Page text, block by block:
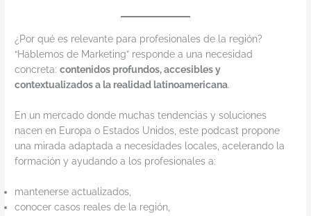
¿Por qué es relevante para profesionales de la región?
“Hablemos de Marketing” responde a una necesidad
concreta:contenidos profundos, accesibles y
contextualizados a la realidad latinoamericana.
En un mercado donde muchas tendencias y soluciones
nacen en Europa o Estados Unidos, este podcast propone
una mirada adaptada a necesidades locales, acelerando la
formación y ayudando a los profesionales a:
mantenerse actualizados,
conocer casos reales de la región,